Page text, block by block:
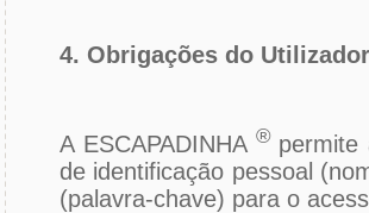
4. Obrigações do Utilizador
A ESCAPADINHA ® permite
de identificação pessoal
(palavra-chave) para o